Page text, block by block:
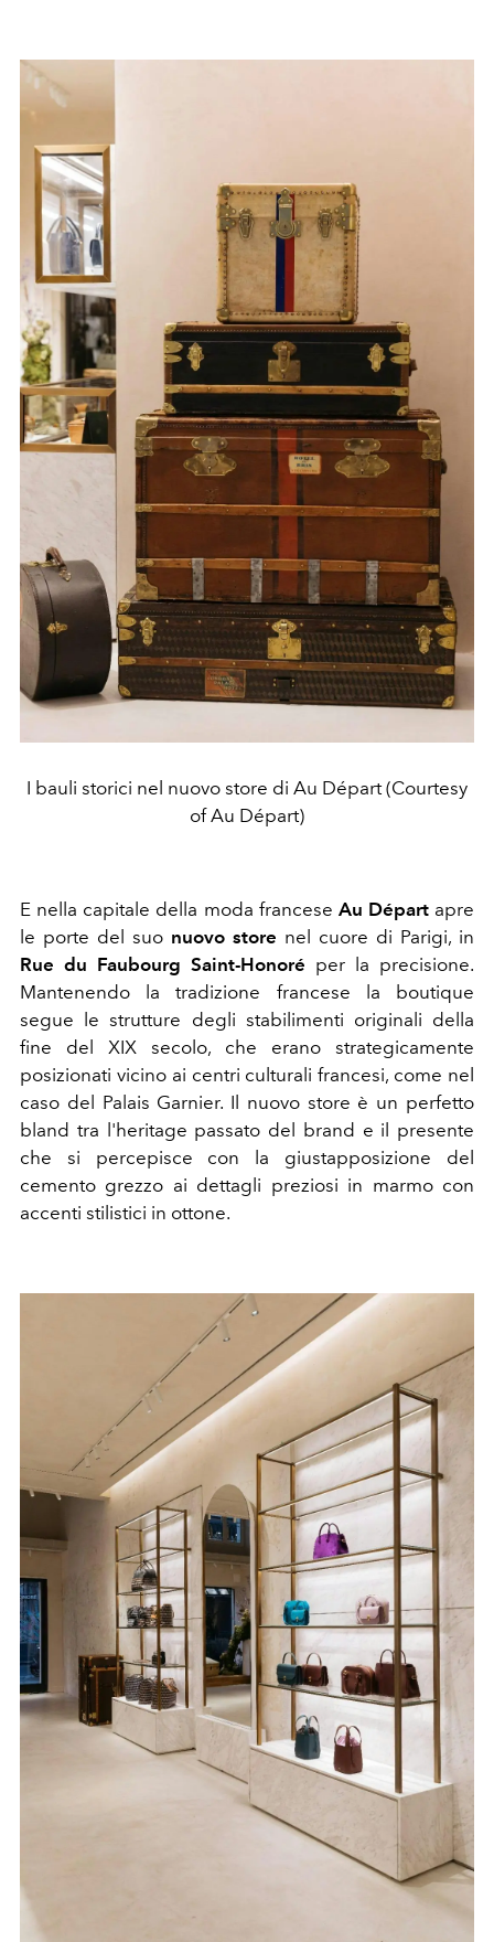
I bauli storici nel nuovo store di Au Départ (Courtesy
of Au Départ)
E nella capitale della moda francese Au Départapre
le porte del suo nuovo store nel cuore di Parigi, in
Rue du Faubourg Saint-Honoré per la precisione.
Mantenendo la tradizione francese la boutique
segue le strutture degli stabilimenti originali della
fine del XIX secolo, che erano strategicamente
posizionati vicino ai centri culturali francesi, come nel
caso del Palais Garnier. Il nuovo store è un perfetto
bland tra l'heritage passato del brand e il presente
che si percepisce con la giustapposizione del
cemento grezzo ai dettagli preziosi in marmo con
accenti stilistici in ottone.